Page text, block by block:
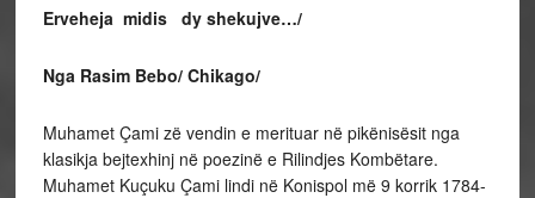
Erveheja midis dy shekujve…/
Nga Rasim Bebo/ Chikago/
Muhamet Çami zë vendin e merituar në pikënisësit nga
klasikja bejtexhinj në poezinë e Rilindjes Kombëtare.
Muhamet Kuçuku Çami lindi në Konispol më 9 korrik 1784-